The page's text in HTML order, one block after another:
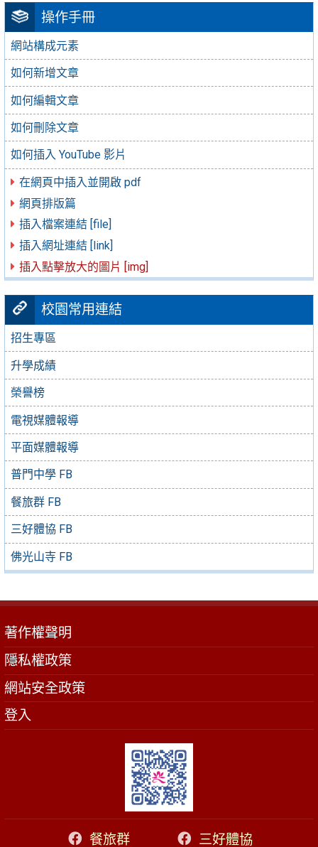
操作手冊
網站構成元素
如何新增文章
如何編輯文章
如何刪除文章
如何插入 YouTube 影片
在網頁中插入並開啟 pdf
網頁排版篇
插入檔案連結 [file]
插入網址連結 [link]
插入點擊放大的圖片 [img]
校園常用連結
招生專區
升學成績
榮譽榜
電視媒體報導
平面媒體報導
普門中學 FB
餐旅群 FB
三好體協 FB
佛光山寺 FB
著作權聲明
隱私權政策
網站安全政策
登入
餐旅群 三好體協